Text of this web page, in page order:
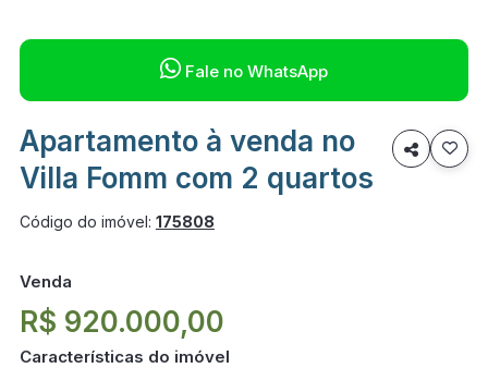
 Fale no WhatsApp
Apartamento à venda no
Villa Fomm com 2 quartos

Código do imóvel: 175808
Venda
R$ 920.000,00
Características do imóvel